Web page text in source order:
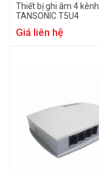
Thiết bị ghi âm 4 kênh
TANSONIC T5U4
Giá liên hệ